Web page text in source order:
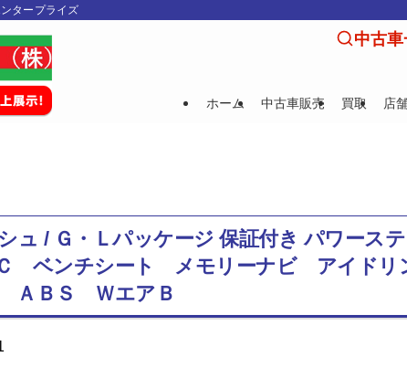
タープライズ
ホーム 中古車販売 買取 店
中古
ュ / Ｇ・Ｌパッケージ 保証付き パワ
ベンチシート メモリーナビ アイドリ
ＡＢＳ ＷエアＢ